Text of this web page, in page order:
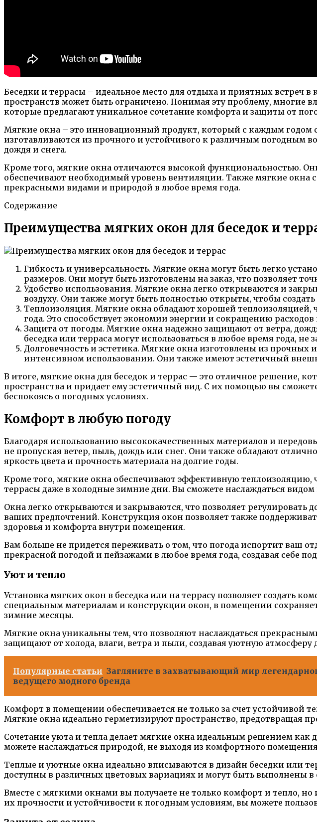
Беседки и террасы – идеальное место для отдыха и приятных встреч
пространств может быть ограничено. Понимая эту проблему,
которые предлагают уникальное сочетание комфорта и защиты от
Мягкие окна – это инновационный продукт, который с каждым годом
изготавливаются из прочного и устойчивого к различным погодным
дождя и снега.
Кроме того, мягкие окна отличаются высокой функциональностью.
обеспечивают необходимый уровень вентиляции. Также мягкие окна
прекрасными видами и природой в любое время года.
Содержание
Преимущества мягких окон для беседок и
Гибкость и универсальность. Мягкие окна могут быть легко
размеров. Они могут быть изготовлены на заказ, что позволяет
Удобство использования. Мягкие окна легко открываются и
воздуху. Они также могут быть полностью открыты, чтобы
Теплоизоляция. Мягкие окна обладают хорошей теплоизоляцией,
года. Это способствует экономии энергии и сокращению расходов
Защита от погоды. Мягкие окна надежно защищают от ветра,
беседка или терраса могут использоваться в любое время года, не
Долговечность и эстетика. Мягкие окна изготовлены из
интенсивном использовании. Они также имеют эстетичный
В итоге, мягкие окна для беседок и террас — это отличное решение,
пространства и придает ему эстетичный вид. С их помощью вы
беспокоясь о погодных условиях.
Комфорт в любую погоду
Благодаря использованию высококачественных материалов и
не пропуская ветер, пыль, дождь или снег. Они также обладают
яркость цвета и прочность материала на долгие годы.
Кроме того, мягкие окна обеспечивают эффективную теплоизоляцию,
террасы даже в холодные зимние дни. Вы сможете наслаждаться видом
Окна легко открываются и закрываются, что позволяет регулировать
ваших предпочтений. Конструкция окон позволяет также
здоровья и комфорта внутри помещения.
Вам больше не придется переживать о том, что погода испортит ваш
прекрасной погодой и пейзажами в любое время года, создавая себе
Уют и тепло
Установка мягких окон в беседка или на террасу позволяет создать
специальным материалам и конструкции окон, в помещении
зимние месяцы.
Мягкие окна уникальны тем, что позволяют наслаждаться
защищают от холода, влаги, ветра и пыли, создавая уютную
Популярные статьи Загляните в захватывающий мир
ведущего модного бренда
Комфорт в помещении обеспечивается не только за счет устойчивой
Мягкие окна идеально герметизируют пространство, предотвращая
Сочетание уюта и тепла делает мягкие окна идеальным решением как
можете наслаждаться природой, не выходя из комфортного
Теплые и уютные окна идеально вписываются в дизайн беседки или
доступны в различных цветовых вариациях и могут быть выполнены
Вместе с мягкими окнами вы получаете не только комфорт и тепло,
их прочности и устойчивости к погодным условиям, вы можете